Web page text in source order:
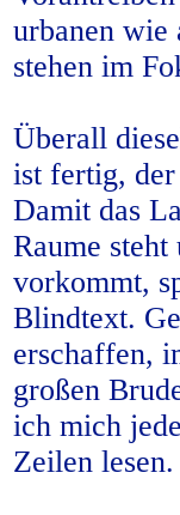
urbanen wie
stehen im
Überall
ist fertig,
Damit das
Raume
vorkommt,
Blindtext.
erschaffen,
großen
ich mich
Zeilen lesen.